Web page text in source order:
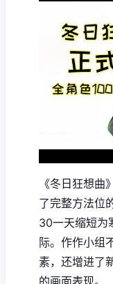
《冬日狂想
了完整方法位
30一天缩短为
际。作作小组
素，还增进了​​
的画面表现。